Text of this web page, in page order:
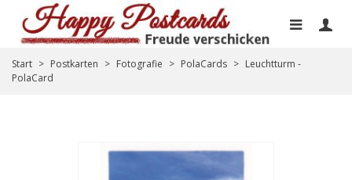
Start > Postkarten > Fotografie > PolaCards > Leuchtturm -
PolaCard